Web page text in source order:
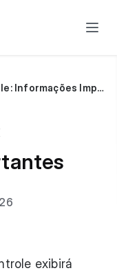
Painel de Controle: Informações Importantes
exibirá